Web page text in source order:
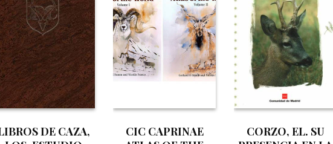
DE CAZA,
CIC CAPRINAE
CORZO, EL. SU